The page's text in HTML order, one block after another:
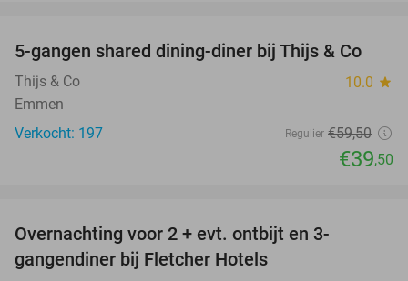
34%
5-gangen shared dining-diner bij Thijs & Co
Thijs & Co 10.0 star
Emmen
Verkocht: 197
Regulier €59,50
€39,50
Overnachting voor 2 + evt. ontbijt en 3-
gangendiner bij Fletcher Hotels